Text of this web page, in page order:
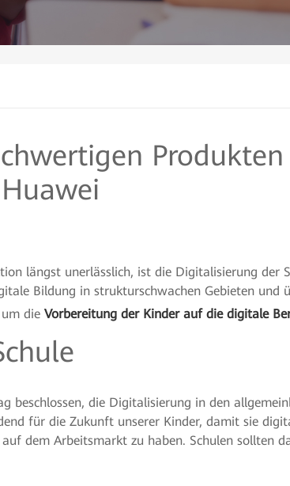
Produkten
längst unerlässlich, ist die Digitalisierung der
Bildung in strukturschwachen Gebieten und
die Vorbereitung der Kinder auf die digitale
beschlossen, die Digitalisierung in den
für die Zukunft unserer Kinder, damit sie
dem Arbeitsmarkt zu haben. Schulen sollten